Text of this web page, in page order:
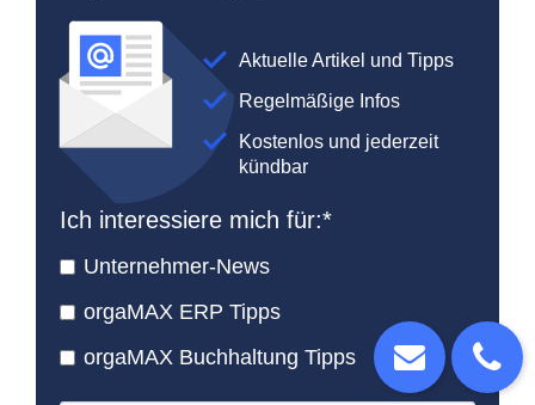
Aktuelle Artikel und Tipps
Regelmäßige Infos
Kostenlos und jederzeit
kündbar
Ich interessiere mich für:*
Unternehmer-News
orgaMAX ERP Tipps
orgaMAX Buchhaltung Tipps